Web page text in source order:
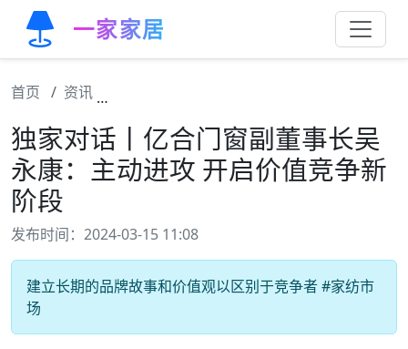
一家家居
首页 资讯
独家对话丨亿合门窗副董事长吴
永康：主动进攻 开启价值竞争新
阶段
发布时间：2024-03-15 11:08
建立长期的品牌故事和价值观以区别于竞争者 #家纺市
场